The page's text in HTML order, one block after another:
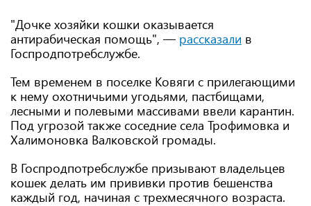
"Дочке хозяйки кошки оказывается
антирабическая помощь", — рассказали в
Госпродпотребслужбе.
Тем временем в поселке Ковяги с прилегающими
к нему охотничьими угодьями, пастбищами,
лесными и полевыми массивами ввели карантин.
Под угрозой также соседние села Трофимовка и
Халимоновка Валковской громады.
В Госпродпотребслужбе призывают владельцев
кошек делать им прививки против бешенства
каждый год, начиная с трехмесячного возраста.